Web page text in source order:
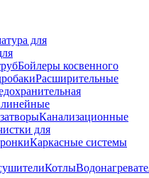
для
Бойлеры косвенного
Расширительные
Канализационные
для
Каркасные системы
Котлы